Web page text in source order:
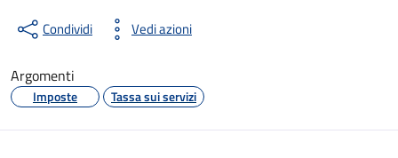
Condividi Vedi azioni
Argomenti
Imposte Tassa sui servizi